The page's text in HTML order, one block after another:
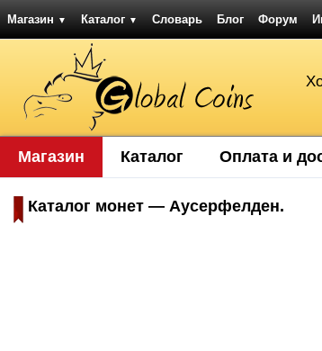
Магазин ▼ Каталог ▼ Словарь Блог Форум
Магазин Каталог Оплата и
Каталог монет — Аусерфелден.